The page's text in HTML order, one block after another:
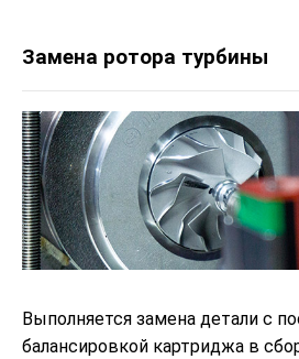
Замена ротора турбины
Выполняется замена детали с
балансировкой картриджа в